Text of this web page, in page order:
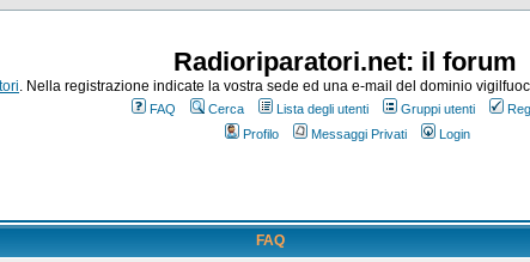
Radioriparatori.net: il forum
. Nella registrazione indicate la vostra sede ed una e-mail del dominio
FAQ Cerca Lista degli utenti Gruppi utenti
Profilo
Messaggi Privati Login
FAQ